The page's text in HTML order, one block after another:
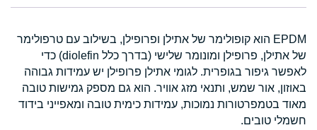
EPDM הוא קופולימר של אתילן ופרופילן, בשילוב עם טרפולימר
של אתילן, פרופילן ומונומר שלישי (בדרך כלל diolefin) כדי
לאפשר גיפור בגופרית. לגומי אתילן פרופילן יש עמידות גבוהה
באוזון, אור שמש, ותנאי מזג אוויר. הוא גם מספק גמישות טובה
מאוד בטמפרטורות נמוכות, עמידות כימית טובה ומאפייני בידוד
חשמלי טובים.